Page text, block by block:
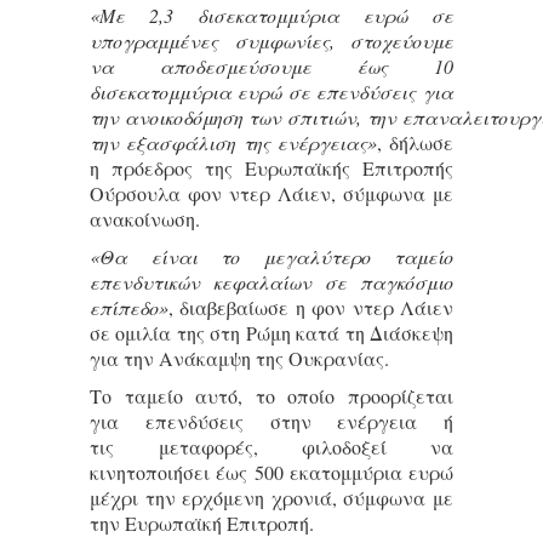
«Με 2,3 δισεκατομμύρια ευρώ σε
υπογραμμένες συμφωνίες, στοχεύουμε
να αποδεσμεύσουμε έως 10
δισεκατομμύρια ευρώ σε επενδύσεις για
την ανοικοδόμηση των σπιτιών, την
την εξασφάλιση της ενέργειας», δήλωσε
η πρόεδρος της Ευρωπαϊκής Επιτροπής
Ούρσουλα φον ντερ Λάιεν, σύμφωνα με
ανακοίνωση.
«Θα είναι το μεγαλύτερο ταμείο
επενδυτικών κεφαλαίων σε παγκόσμιο
επίπεδο», διαβεβαίωσε η φον ντερ Λάιεν
σε ομιλία της στη Ρώμη κατά τη Διάσκεψη
για την Ανάκαμψη της Ουκρανίας.
Το ταμείο αυτό, το οποίο προορίζεται
για επενδύσεις στην ενέργεια ή
τις μεταφορές, φιλοδοξεί να
κινητοποιήσει έως 500 εκατομμύρια ευρώ
μέχρι την ερχόμενη χρονιά, σύμφωνα με
την Ευρωπαϊκή Επιτροπή.